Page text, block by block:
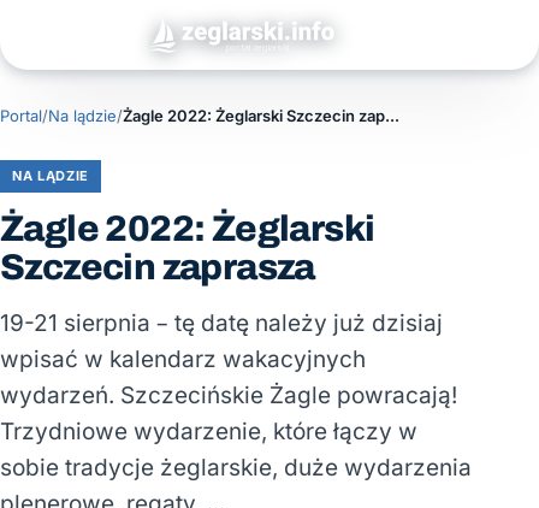
Portal/Na lądzie/ Żagle 2022: Żeglarski Szczecin zaprasza
NA LĄDZIE
Żagle 2022: Żeglarski
Szczecin zaprasza
19-21 sierpnia – tę datę należy już dzisiaj
wpisać w kalendarz wakacyjnych
wydarzeń. Szczecińskie Żagle powracają!
Trzydniowe wydarzenie, które łączy w
sobie tradycje żeglarskie, duże wydarzenia